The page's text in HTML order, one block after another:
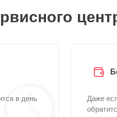
в день
Даже